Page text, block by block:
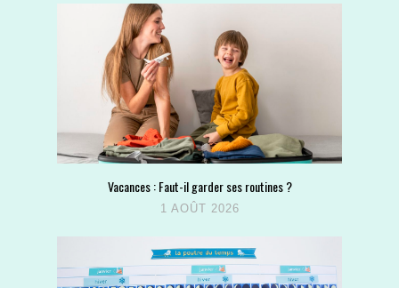
Vacances : Faut-il garder ses routines ?
1 AOÛT 2026